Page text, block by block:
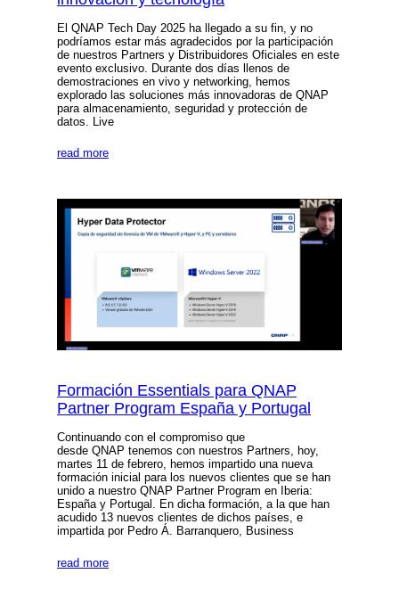
El QNAP Tech Day 2025 ha llegado a su fin, y no
podríamos estar más agradecidos por la participación
de nuestros Partners y Distribuidores Oficiales en este
evento exclusivo. Durante dos días llenos de
demostraciones en vivo y networking, hemos
explorado las soluciones más innovadoras de QNAP
para almacenamiento, seguridad y protección de
datos. Live
read more
Formación Essentials para QNAP
Partner Program España y Portugal
Continuando con el compromiso que
desde QNAP tenemos con nuestros Partners, hoy,
martes 11 de febrero, hemos impartido una nueva
formación inicial para los nuevos clientes que se han
unido a nuestro QNAP Partner Program en Iberia:
España y Portugal. En dicha formación, a la que han
acudido 13 nuevos clientes de dichos países, e
impartida por Pedro Á. Barranquero, Business
read more